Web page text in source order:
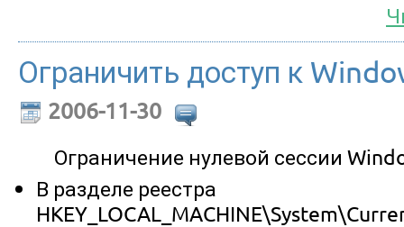
Ограничить доступ к
2006-11-30
Ограничение нулевой сессии
В разделе реестра